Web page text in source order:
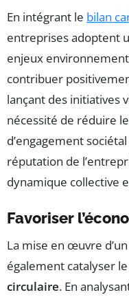
En intégrant le bilan
entreprises adoptent
enjeux
contribuer
lançant des initiatives
nécessité de réduire
d’engagement
réputation de
dynamique collective
Favoriser
La mise en œuvre
également catalyser
circulaire. En